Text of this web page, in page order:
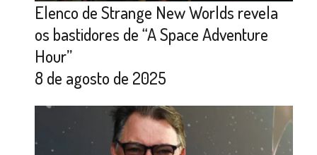
Elenco de Strange New Worlds revela
os bastidores de “A Space Adventure
Hour”
8 de agosto de 2025